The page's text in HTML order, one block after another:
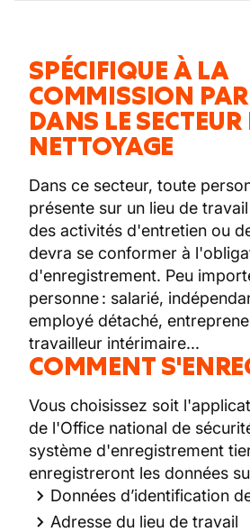
SPÉCIFIQUE À LA
COMMISSION
DANS LE SECTEUR
NETTOYAGE
Dans ce secteur, toute
présente sur un lieu de
des activités d'entretien ou
devra se conformer à
d'enregistrement. Peu
personne : salarié,
employé détaché,
travailleur intérimaire...
COMMENT
Vous choisissez soit
de l'Office national de
système d'enregistrement
enregistreront les données
Données d’identification
Adresse du lieu de travail